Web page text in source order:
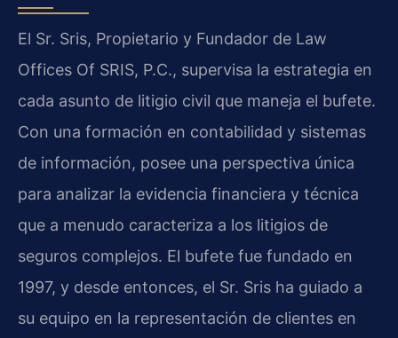
El Sr. Sris, Propietario y Fundador de Law
Offices Of SRIS, P.C., supervisa la estrategia en
cada asunto de litigio civil que maneja el bufete.
Con una formación en contabilidad y sistemas
de información, posee una perspectiva única
para analizar la evidencia financiera y técnica
que a menudo caracteriza a los litigios de
seguros complejos. El bufete fue fundado en
1997, y desde entonces, el Sr. Sris ha guiado a
su equipo en la representación de clientes en